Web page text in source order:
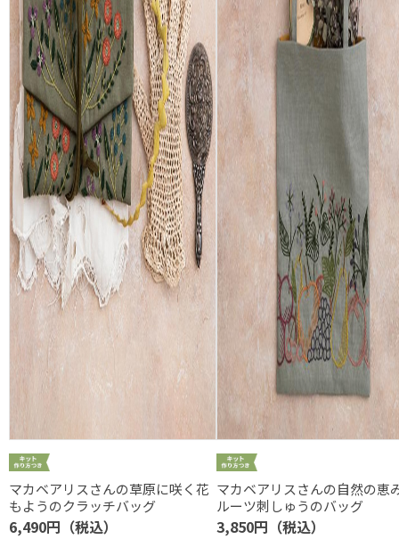
マカベアリスさんの草原に咲く花
もようのクラッチバッグ
6,490円（税込）
マカベアリスさんの自然の恵
ルーツ刺しゅうのバッグ
3,850円（税込）